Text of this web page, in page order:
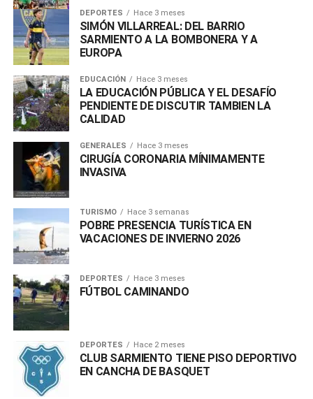
DEPORTES Hace 3 meses
SIMÓN VILLARREAL: DEL BARRIO
SARMIENTO A LA BOMBONERA Y A
EUROPA
EDUCACIÓN Hace 3 meses
LA EDUCACIÓN PÚBLICA Y EL DESAFÍO
PENDIENTE DE DISCUTIR TAMBIEN LA
CALIDAD
GENERALES Hace 3 meses
CIRUGÍA CORONARIA MÍNIMAMENTE
INVASIVA
TURISMO Hace 3 semanas
POBRE PRESENCIA TURÍSTICA EN
VACACIONES DE INVIERNO 2026
DEPORTES Hace 3 meses
FÚTBOL CAMINANDO
DEPORTES Hace 2 meses
CLUB SARMIENTO TIENE PISO DEPORTIVO
EN CANCHA DE BASQUET